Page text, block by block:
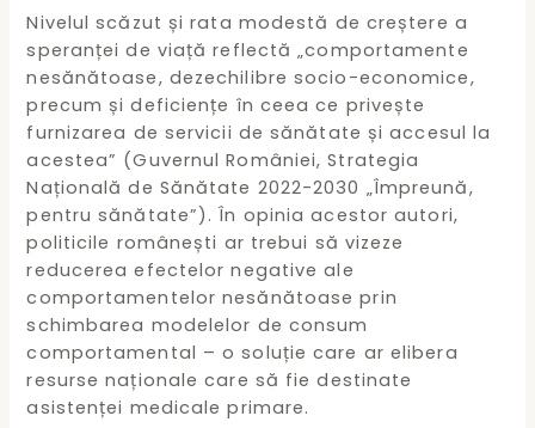
Nivelul scăzut și rata modestă de creștere a
speranței de viață reflectă „comportamente
nesănătoase, dezechilibre socio-economice,
precum și deficiențe în ceea ce privește
furnizarea de servicii de sănătate și accesul la
acestea” (Guvernul României, Strategia
Națională de Sănătate 2022-2030 „Împreună,
pentru sănătate”). În opinia acestor autori,
politicile românești ar trebui să vizeze
reducerea efectelor negative ale
comportamentelor nesănătoase prin
schimbarea modelelor de consum
comportamental – o soluție care ar elibera
resurse naționale care să fie destinate
asistenței medicale primare.